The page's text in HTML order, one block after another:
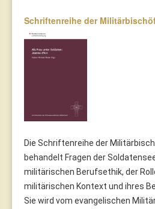
Schriftenreihe der
Die Schriftenreihe der
behandelt Fragen der
militärischen Berufsethik, der
militärischen Kontext und ihres
Sie wird vom evangelischen